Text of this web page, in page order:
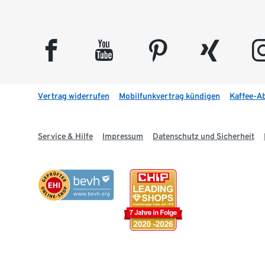
facebook youtube pinterest xing
Vertrag widerrufen Mobilfunkvertrag kündigen Kaffee-
Service & Hilfe Impressum Datenschutz und Sicherheit